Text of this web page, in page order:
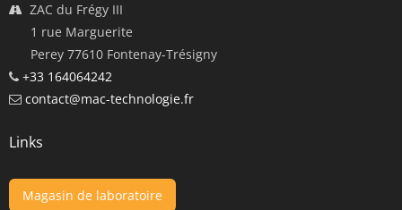
ZAC du Frégy III
1 rue Marguerite
Perey 77610 Fontenay-Trésigny
+33 164064242
contact@mac-technologie.fr
Links
Magasin de laboratoire